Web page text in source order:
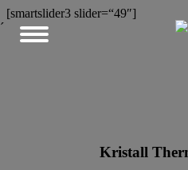
´
[smartslider3 slider=“49″]
Kristall